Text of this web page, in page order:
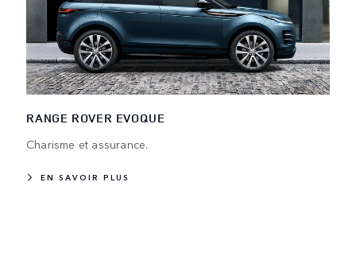
RANGE ROVER EVOQUE
Charisme et assurance.
EN SAVOIR PLUS